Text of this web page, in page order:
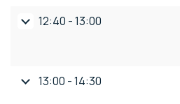
12:40 - 13:00
13:00 - 14:30